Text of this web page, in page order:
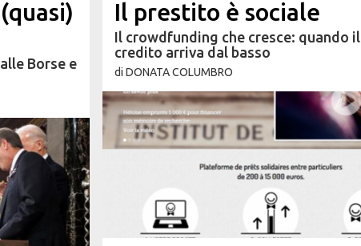
Borse e
Il prestito è sociale
Il crowdfunding che cresce: quando il
credito arriva dal basso
diDONATA COLUMBRO